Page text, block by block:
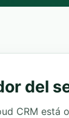
del
CRM está